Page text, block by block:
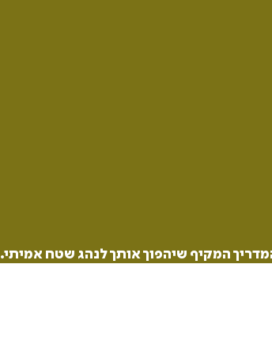
המקיף שיהפוך אותך לנהג שטח אמיתי.